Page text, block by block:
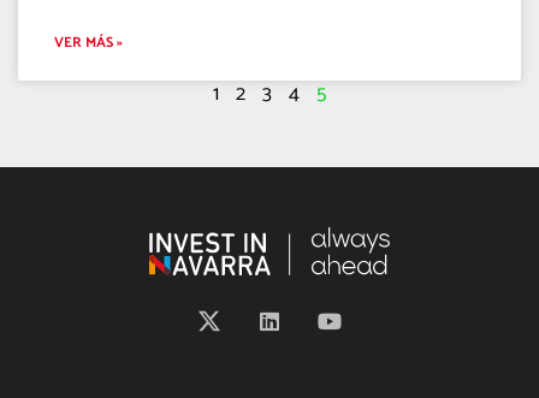
VER MÁS »
1 2 3 4 5